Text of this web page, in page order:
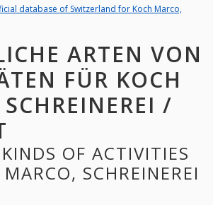
database of Switzerland for Koch Marco,
ARTEN VON
FÜR KOCH
/
OF ACTIVITIES
SCHREINEREI